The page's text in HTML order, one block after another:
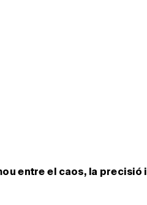
entre el caos, la precisió i